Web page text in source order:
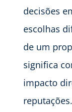
decisões
escolhas
de um
significa
impacto
reputações.